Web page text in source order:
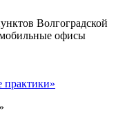
Волгоградской
мобильные офисы
практики»